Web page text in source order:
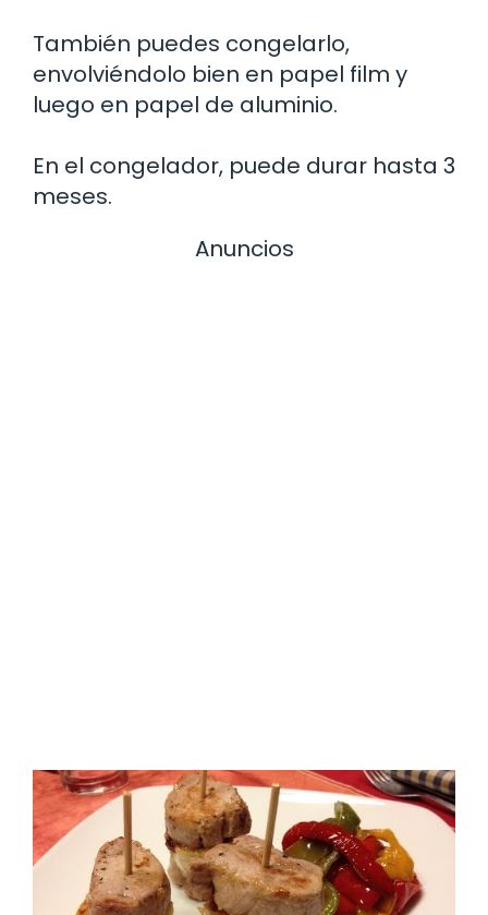
También puedes congelarlo,
envolviéndolo bien en papel film y
luego en papel de aluminio.
En el congelador, puede durar hasta 3
meses.
Anuncios